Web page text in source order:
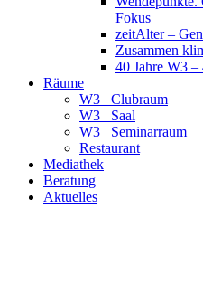
Fokus
zeitAlter –
Zusammen
40 Jahre W3
Räume
W3_ Clubraum
W3_ Saal
W3_ Seminarraum
Restaurant
Mediathek
Beratung
Aktuelles